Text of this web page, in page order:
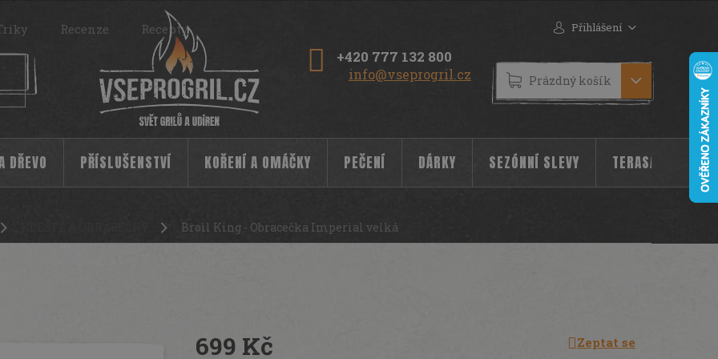
+420 777 132 800
info@vseprogril.cz
Recenze Recepty Přihlášení
NÁKUPNÍ
KOŠÍK
Prázdný košík
DŘEVO PŘÍSLUŠENSTVÍ KOŘENÍ A OMÁČKY PEČENÍ DÁRKY SEZÓNNÍ SLEVY TERASA
Broil King - Obracečka Imperial velká
699 Kč Zeptat se